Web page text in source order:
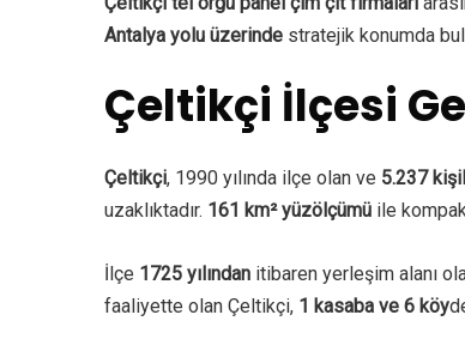
Antalya yolu üzerinde stratejik konumda
Çeltikçi İlçesi
Çeltikçi, 1990 yılında ilçe olan ve 5.237
uzaklıktadır. 161 km² yüzölçümü ile
İlçe 1725 yılından itibaren yerleşim alanı
faaliyette olan Çeltikçi, 1 kasaba ve 6 köy